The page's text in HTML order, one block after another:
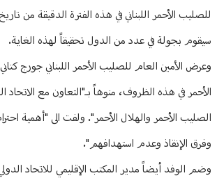
للصليب الأحمر اللبناني في هذه الفترة الدقيقة من
سيقوم بجولة في عدد من الدول تحقيقاً لهذه الغاية.
وعرض الأمين العام للصليب الأحمر اللبناني جورج
الأحمر في هذه الظروف، منوهاً بـ"التعاون مع الاتحاد
الصليب الأحمر والهلال الأحمر". ولفت الى "أهمية
وفرق الإنقاذ وعدم استهدافهم".
وضم الوفد أيضاً مدير المكتب الإقليمي للاتحاد